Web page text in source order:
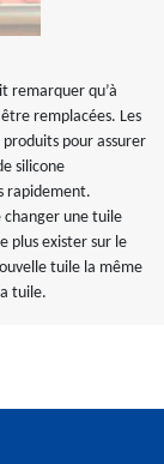
remarquer qu’à
remplacées. Les
pour assurer
silicone
rapidement.
changer une tuile
plus exister sur le
tuile la même
tuile.